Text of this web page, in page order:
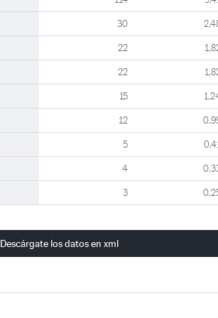
30
22
22
15
12
5
4
3
Descárgate los datos en xml